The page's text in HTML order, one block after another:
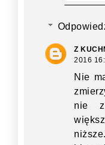
Z
2016
Nie
nie